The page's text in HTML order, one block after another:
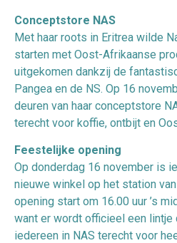
Conceptstore NAS
Met haar roots in Eritrea wilde
starten met Oost-Afrikaanse
uitgekomen dankzij de
Pangea en de NS. Op 16
deuren van haar conceptstore
terecht voor koffie, ontbijt en
Feestelijke opening
Op donderdag 16 november is
nieuwe winkel op het station
opening start om 16.00 uur ’s
want er wordt officieel een lintje
iedereen in NAS terecht voor